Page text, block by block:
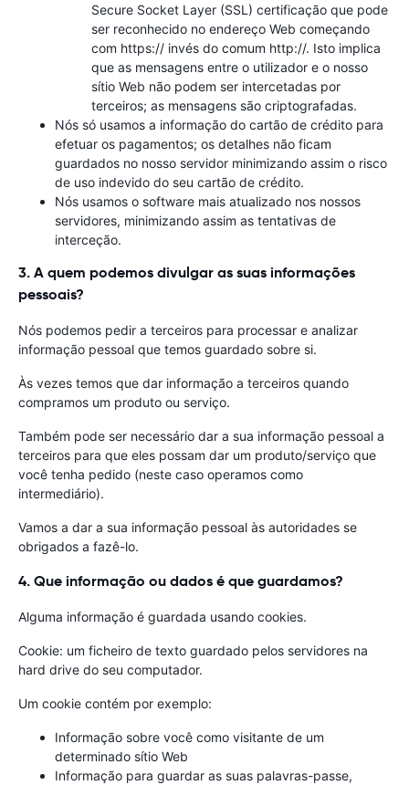
Secure Socket Layer (SSL) certificação que pode
ser reconhecido no endereço Web começando
com https:// invés do comum http://. Isto implica
que as mensagens entre o utilizador e o nosso
sítio Web não podem ser intercetadas por
terceiros; as mensagens são criptografadas.
Nós só usamos a informação do cartão de crédito para
efetuar os pagamentos; os detalhes não ficam
guardados no nosso servidor minimizando assim o risco
de uso indevido do seu cartão de crédito.
Nós usamos o software mais atualizado nos nossos
servidores, minimizando assim as tentativas de
interceção.
3. A quem podemos divulgar as suas informações
pessoais?
Nós podemos pedir a terceiros para processar e analizar
informação pessoal que temos guardado sobre si.
Às vezes temos que dar informação a terceiros quando
compramos um produto ou serviço.
Também pode ser necessário dar a sua informação pessoal a
terceiros para que eles possam dar um produto/serviço que
você tenha pedido (neste caso operamos como
intermediário).
Vamos a dar a sua informação pessoal às autoridades se
obrigados a fazê-lo.
4. Que informação ou dados é que guardamos?
Alguma informação é guardada usando cookies.
Cookie: um ficheiro de texto guardado pelos servidores na
hard drive do seu computador.
Um cookie contém por exemplo:
Informação sobre você como visitante de um
determinado sítio Web
Informação para guardar as suas palavras-passe,